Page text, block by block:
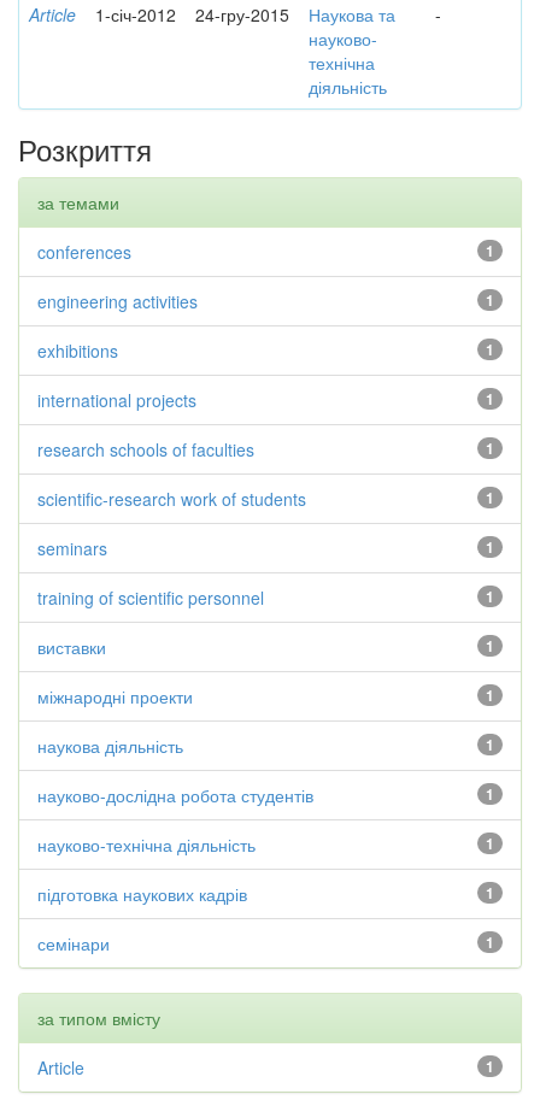
Article 1-січ-2012 24-гру-2015
Наукова та
науково-
технічна
діяльність
-
Розкриття
за темами
1
conferences
1
engineering activities
1
exhibitions
1
international projects
1
research schools of faculties
1
scientific-research work of students
1
seminars
1
training of scientific personnel
1
виставки
1
міжнародні проекти
1
наукова діяльність
1
науково-дослідна робота студентів
1
науково-технічна діяльність
1
підготовка наукових кадрів
1
семінари
за типом вмісту
1
Article